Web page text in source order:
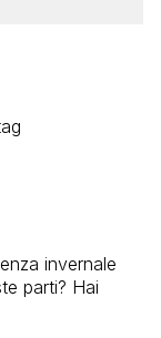
invernale
parti? Hai